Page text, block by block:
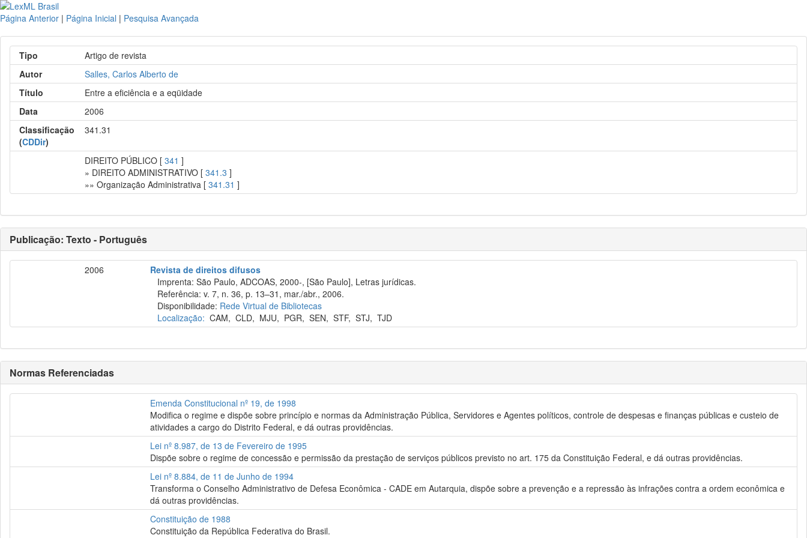
Página Anterior | Página Inicial | Pesquisa Avançada
Tipo
Artigo de revista
Autor
Salles, Carlos Alberto de
Título
Entre a eficiência e a eqüidade
Data
2006
Classificação
(CDDir)
341.31
DIREITO PÚBLICO [341 ]
» DIREITO ADMINISTRATIVO [341.3 ]
»» Organização Administrativa [341.31 ]
Publicação: Texto - Português
2006
Revista de direitos difusos
Imprenta: São Paulo, ADCOAS, 2000-, [São Paulo], Letras jurídicas.
Referência: v. 7, n. 36, p. 13–31, mar./abr., 2006.
Disponibilidade: Rede Virtual de Bibliotecas
Localização: CAM,CLD, MJU, PGR,SEN,STF,STJ,TJD
Normas Referenciadas
Emenda Constitucional nº 19, de 1998
Modifica o regime e dispõe sobre princípio e normas da Administração Pública, Servidores e Agentes políticos, controle de despesas e finanças públicas e custeio de
atividades a cargo do Distrito Federal, e dá outras providências.
Lei nº 8.987, de 13 de Fevereiro de 1995
Dispõe sobre o regime de concessão e permissão da prestação de serviços públicos previsto no art. 175 da Constituição Federal, e dá outras providências.
Lei nº 8.884, de 11 de Junho de 1994
Transforma o Conselho Administrativo de Defesa Econômica - CADE em Autarquia, dispõe sobre a prevenção e a repressão às infrações contra a ordem econômica e
dá outras providências.
Constituição de 1988
Constituição da República Federativa do Brasil.